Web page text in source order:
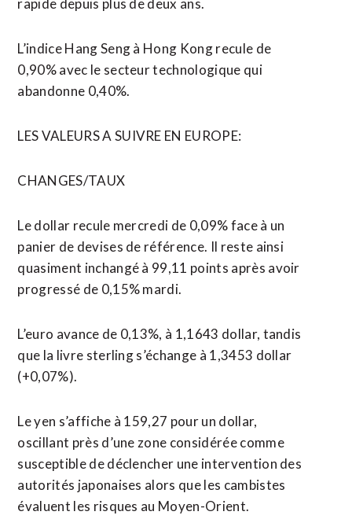
rapide depuis plus de deux ans.
L’indice Hang Seng à Hong Kong recule de
0,90% avec le secteur technologique qui
abandonne 0,40%.
LES VALEURS A SUIVRE ​EN EUROPE:
CHANGES/TAUX
Le dollar recule mercredi de 0,09% face à un
panier de devises de référence. Il reste ainsi
quasiment inchangé à 99,11 points après avoir
progressé de 0,15% mardi.
L’euro avance de 0,13%, à 1,1643 dollar, tandis
que la livre sterling s’échange à 1,3453 dollar
(+0,07%).
Le yen s’affiche à 159,27 pour un dollar,
oscillant près d’une zone considérée comme
susceptible de déclencher une intervention des
autorités japonaises alors que les cambistes
évaluent les risques au Moyen-Orient.